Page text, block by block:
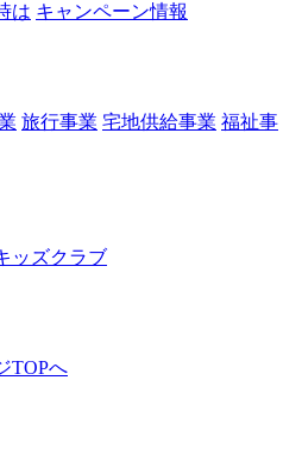
は キャンペーン情報
旅行事業 宅地供給事業 福祉事
ッズクラブ
TOPへ